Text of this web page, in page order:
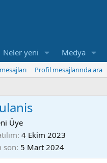
Neler yeni Medya
Profil mesajlarında ara
Üye
4 Ekim 2023
son 5 Mart 2024